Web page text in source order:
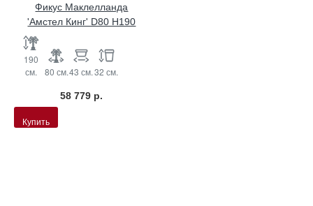
Фикус Маклелланда
'Амстел Кинг' D80 H190
190
см.
80 см.43 см.32 см.
58 779 р.
Купить